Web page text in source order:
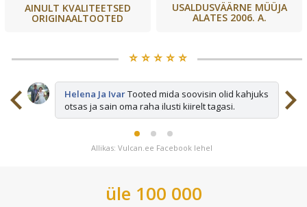
AINULT KVALITEETSED
ORIGINAALTOOTED
USALDUSVÄÄRNE MÜÜJA
ALATES 2006. A.
⭐️ ⭐️ ⭐️ ⭐️ ⭐️
Helena Ja IvarTooted mida soovisin olid kahjuks
otsas ja sain oma raha ilusti kiirelt tagasi.
Allikas: Vulcan.ee Facebook lehel
üle 100 000